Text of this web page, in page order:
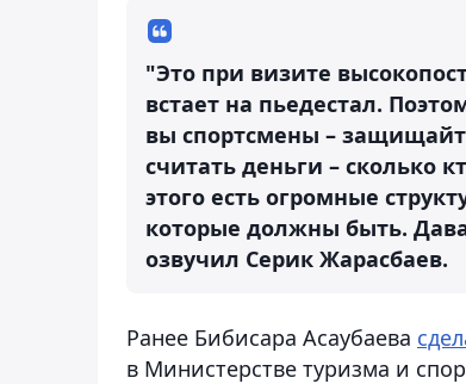
"Это при визите
встает на пьедестал.
вы спортсмены –
считать деньги – сколько
этого есть огромные
которые должны быть.
озвучил Серик Жарасбаев.
Ранее Бибисара Асаубаева
в Министерстве туризма и